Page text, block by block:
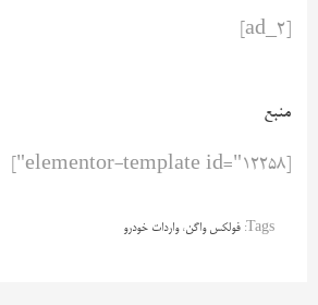
منبع
Tags: فولکس واگن،واردات خودرو